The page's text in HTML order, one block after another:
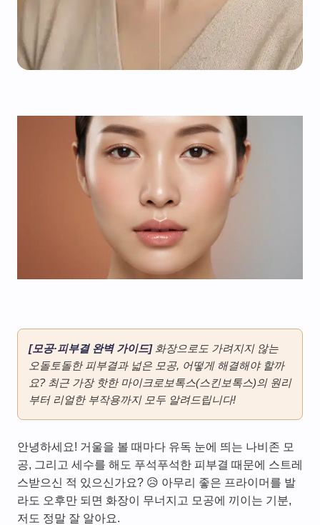
[모공·피부결 완벽 가이드]화장으로도 가려지지 않는
오돌토돌한 피부결과 넓은 모공, 어떻게 해결해야 할까
요? 최근 가장 핫한 마이크로보톡스(스킨보톡스)의 원리
부터 리얼한 부작용까지 모두 알려드립니다!
안녕하세요! 거울을 볼 때마다 유독 눈에 띄는 나비존 모
공, 그리고 세수를 해도 푸석푸석한 피부결 때문에 스트레
스받으신 적 있으신가요? 😥 아무리 좋은 프라이머를 발
라도 오후만 되면 화장이 무너지고 모공에 끼이는 기분,
저도 정말 잘 알아요.